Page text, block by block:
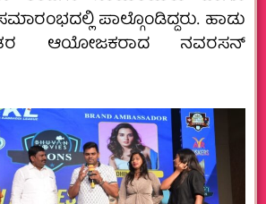
ಪಾಲ್ಗೊಂಡಿದ್ದರು. ಹಾಡು
ಆಯೋಜಕರಾದ ನವರಸನ್